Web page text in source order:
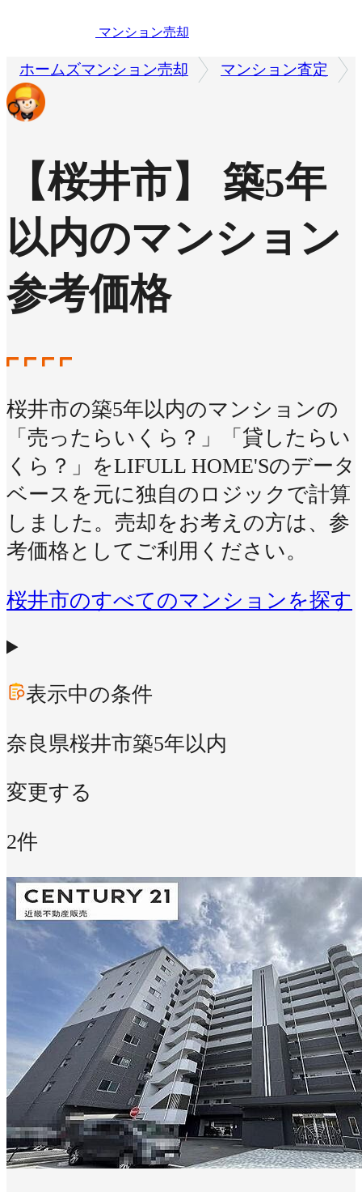
マンション売却
ホームズマンション売却 マンション査定
【桜井市】 築5年
以内のマンション
参考価格
桜井市の築5年以内のマンションの
「売ったらいくら？」「貸したらい
くら？」をLIFULL HOME'Sのデータ
ベースを元に独自のロジックで計算
しました。売却をお考えの方は、参
考価格としてご利用ください。
桜井市のすべてのマンションを探す
表示中の条件
奈良県桜井市築5年以内
変更する
2件